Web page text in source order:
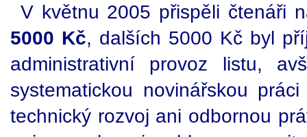
V květnu 2005 přispěli čtenáři
5000 Kč, dalších 5000 Kč byl
administrativní provoz listu,
systematickou novinářskou
technický rozvoj ani odbornou